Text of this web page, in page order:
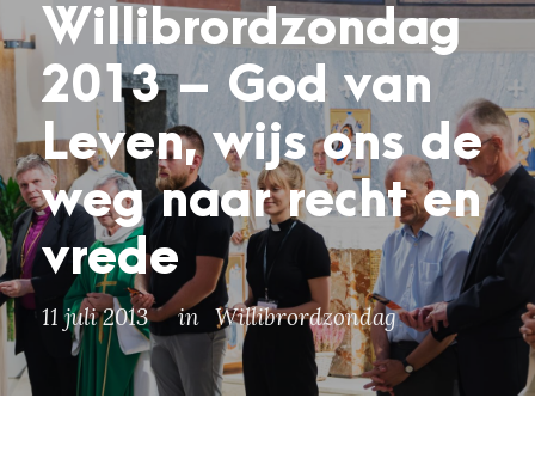
Willibrordzondag
2013 – God van
Leven, wijs ons de
weg naar recht en
vrede
11 juli 2013 in Willibrordzondag